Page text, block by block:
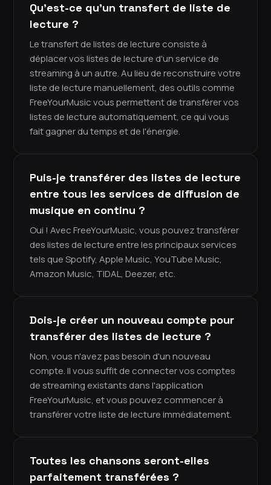
Qu'est-ce qu'un transfert de liste de
lecture ?
Le transfert de listes de lecture consiste à
déplacer vos listes de lecture d'un service de
streaming à un autre. Au lieu de reconstruire votre
liste de lecture manuellement, des outils comme
FreeYourMusic vous permettent de transférer vos
listes de lecture automatiquement, ce qui vous
fait gagner du temps et de l'énergie.
Puis-je transférer des listes de lecture
entre tous les services de diffusion de
musique en continu ?
Oui ! Avec FreeYourMusic, vous pouvez transférer
des listes de lecture entre les principaux services
tels que Spotify, Apple Music, YouTube Music,
Amazon Music, TIDAL, Deezer, etc.
Dois-je créer un nouveau compte pour
transférer des listes de lecture ?
Non, vous n'avez pas besoin d'un nouveau
compte. Il vous suffit de connecter vos comptes
de streaming existants dans l'application
FreeYourMusic, et vous pouvez commencer à
transférer votre liste de lecture immédiatement.
Toutes les chansons seront-elles
parfaitement transférées ?